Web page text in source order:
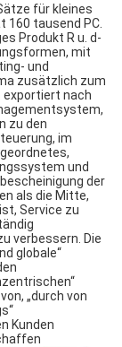
für kleines
160 tausend PC.
Produkt R u. d-
mit
und
zusätzlich zum
exportiert nach
zu den
im
und
der
als die Mitte,
Service zu
verbessern. Die
globale“
„durch von
Kunden